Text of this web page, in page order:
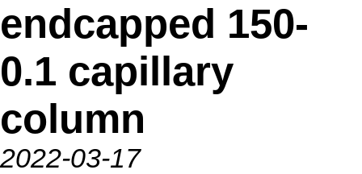
endcapped 150-
0.1 capillary
column
2022-03-17